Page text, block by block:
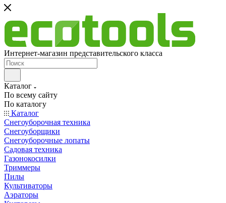
Интернет-магазин представительского класса
Каталог
По всему сайту
По каталогу
Каталог
Снегоуборочная техника
Снегоуборщики
Снегоуборочные лопаты
Садовая техника
Газонокосилки
Триммеры
Пилы
Культиваторы
Аэраторы